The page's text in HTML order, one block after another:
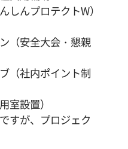
しんプロテクトW）
（安全大会・懇親
（社内ポイント制
室設置）
すが、プロジェク